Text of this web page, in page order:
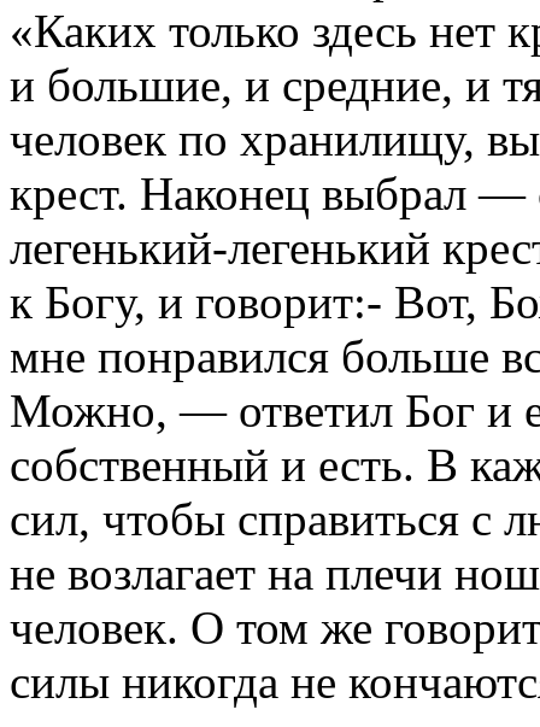
«Каких только здесь нет
и большие, и средние, и
человек по хранилищу,
крест. Наконец выбрал
легенький-легенький
к Богу, и говорит:- Вот,
мне понравился больше
Можно, — ответил Бог и
собственный и есть. В
сил, чтобы справиться
не возлагает на плечи
человек. О том же
силы никогда не